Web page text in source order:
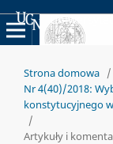
Strona domowa /
Nr 4(40)/2018:
konstytucyjnego
/
Artykuły i